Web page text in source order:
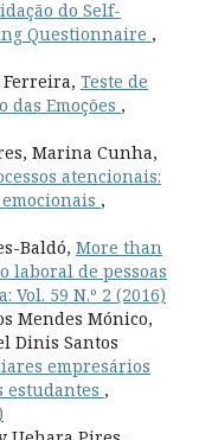
do Self-
Questionnaire ,
Ferreira, Teste de
Emoções ,
Marina Cunha,
atencionais:
,
Baldó, More than
laboral de pessoas
Vol. 59 N.º 2 (2016)
Mendes Mónico,
Dinis Santos
empresários
estudantes ,